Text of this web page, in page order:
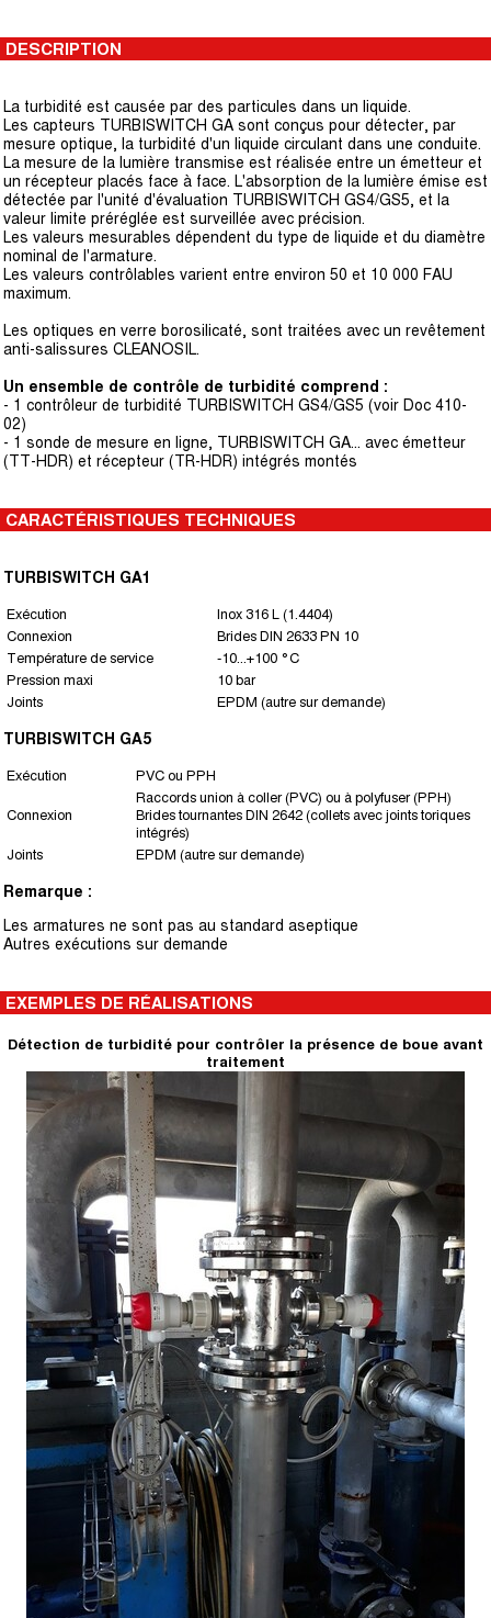
DESCRIPTION
La turbidité est causée par des particules dans un liquide.
Les capteurs TURBISWITCH GA sont conçus pour détecter, par
mesure optique, la turbidité d'un liquide circulant dans une conduite.
La mesure de la lumière transmise est réalisée entre un émetteur et
un récepteur placés face à face. L'absorption de la lumière émise est
détectée par l'unité d'évaluation TURBISWITCH GS4/GS5, et la
valeur limite préréglée est surveillée avec précision.
Les valeurs mesurables dépendent du type de liquide et du diamètre
nominal de l'armature.
Les valeurs contrôlables varient entre environ 50 et 10 000 FAU
maximum.
Les optiques en verre borosilicaté, sont traitées avec un revêtement
anti-salissures CLEANOSIL.
Un ensemble de contrôle de turbidité comprend :
- 1 contrôleur de turbidité TURBISWITCH GS4/GS5 (voir Doc 410-
02)
- 1 sonde de mesure en ligne, TURBISWITCH GA... avec émetteur
(TT-HDR) et récepteur (TR-HDR) intégrés montés
CARACTÉRISTIQUES TECHNIQUES
TURBISWITCH GA1
Exécution
Inox 316 L (1.4404)
Connexion
Brides DIN 2633 PN 10
Température de service
-10...+100 °C
Pression maxi
10 bar
Joints
EPDM (autre sur demande)
TURBISWITCH GA5
Exécution PVC ou PPH
Connexion
Raccords union à coller (PVC) ou à polyfuser (PPH)
Brides tournantes DIN 2642 (collets avec joints toriques
intégrés)
Joints
EPDM (autre sur demande)
Remarque :
Les armatures ne sont pas au standard aseptique
Autres exécutions sur demande
EXEMPLES DE RÉALISATIONS
Détection de turbidité pour contrôler la présence de boue avant
traitement